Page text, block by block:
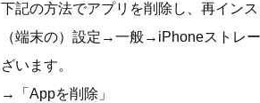
下記の方法でアプリを削除し、再イン
（端末の）設定→一般→iPhoneスト
ざいます。
→「Appを削除」